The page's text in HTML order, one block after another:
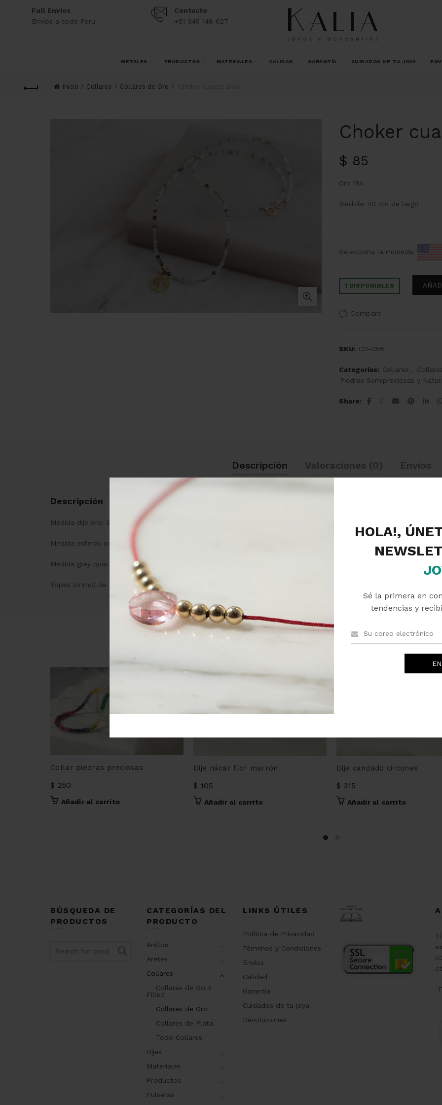
HOLA!,
Sé la primera en
tendencias y
Full Envíos
Envíos a todo Perú
Contacto
+51 945 148 627
METALES PRODUCTOS MATERIALES CALIDAD GARANTÍA CUIDADOS DE TU JOYA
Inicio Collares Collares de Oro
Choker
$ 85
Oro 18k
Medida: 40 cm de largo
Selecciona la moneda:
1 DISPONIBLES
Compare
SKU: CO-056
Categorías: Collares
Piedras Semipreciosas y
Share
Descripción Valoraciones (0) Envíos
Descripción
Medida dije oro: 9 mm
Medida esferas oro: 2 mm
Medida grey quarz: 2 mm
Topes (crimp) de GF 14k
PRODUCTOS RELACIONADOS
Collar piedras preciosas
$ 250
Añadir al carrito
Dije nácar flor marrón
$ 105
Añadir al carrito
Dije candado circones
$ 315
Añadir al carrito
BÚSQUEDA DE
PRODUCTOS
CATEGORÍAS DEL
PRODUCTO
Anillos
Aretes
Collares
Collares de Gold
Filled
Collares de Oro
Collares de Plata
Todo Collares
Dijes
Materiales
Productos
Pulseras
LINKS ÚTILES
Política de Privacidad
Términos y Condiciones
Envíos
Calidad
Garantía
Cuidados de tu joya
Devoluciones